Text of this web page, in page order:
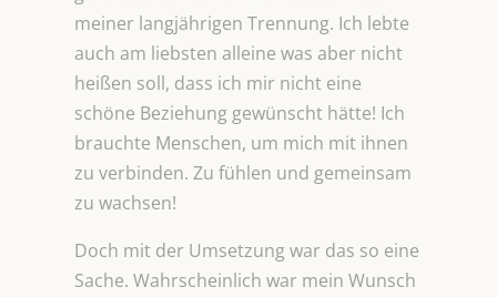
meiner langjährigen Trennung. Ich lebte
auch am liebsten alleine was aber nicht
heißen soll, dass ich mir nicht eine
schöne Beziehung gewünscht hätte! Ich
brauchte Menschen, um mich mit ihnen
zu verbinden. Zu fühlen und gemeinsam
zu wachsen!
Doch mit der Umsetzung war das so eine
Sache. Wahrscheinlich war mein Wunsch